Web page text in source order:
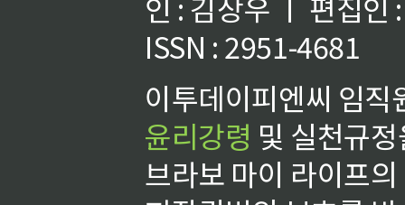
인 : 김상우 ㅣ 편집인
ISSN : 2951-4681
이투데이피엔씨 임
윤리강령 및 실천규
브라보 마이 라이프